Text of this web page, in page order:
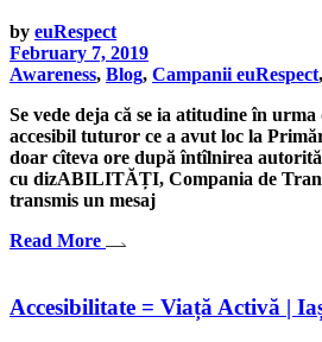
by euRespect
February 7, 2019
Awareness, Blog, Campanii euRespect,
Se vede deja că se ia atitudine în
accesibil tuturor ce a avut loc la
doar cîteva ore după întîlnirea
cu dizABILITĂȚI, Compania de
transmis un mesaj
Read More
Accesibilitate = Viață Activă |